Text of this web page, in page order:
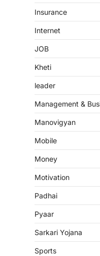
Insurance
Internet
JOB
Kheti
leader
Management &
Manovigyan
Mobile
Money
Motivation
Padhai
Pyaar
Sarkari Yojana
Sports